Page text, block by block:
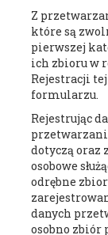
Z
które są
pierwszej
ich zbioru w
Rejestracji
formularzu.
Rejestrując
dotyczą oraz
osobowe
odrębne
danych
osobno zbiór